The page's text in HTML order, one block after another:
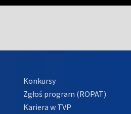
Konkursy
Zgłoś program (ROPAT)
Kariera w TVP